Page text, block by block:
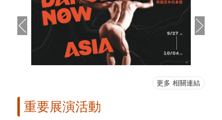
更多 相關連結
重要展演活動